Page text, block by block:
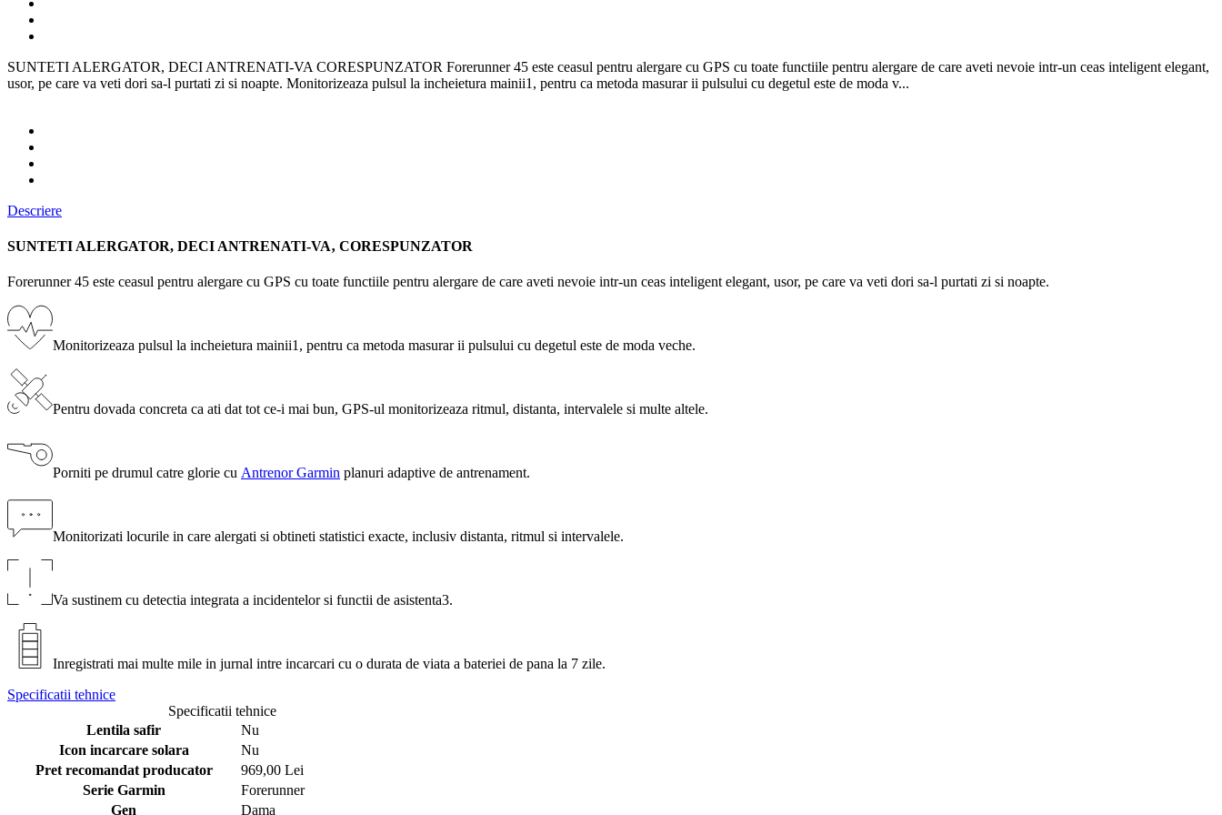
SUNTETI ALERGATOR, DECI ANTRENATI-VA CORESPUNZATOR Forerunner 45 este ceasul pentru alergare cu GPS cu toate functiile pentru alergare de care aveti nevoie intr-un ceas inteligent elegant,
usor, pe care va veti dori sa-l purtati zi si noapte. Monitorizeaza pulsul la incheietura mainii1, pentru ca metoda masurar ii pulsului cu degetul este de moda v...
Descriere
SUNTETI ALERGATOR, DECI ANTRENATI-VA‚ CORESPUNZATOR
Forerunner 45 este ceasul pentru alergare cu GPS cu toate functiile pentru alergare de care aveti nevoie intr-un ceas inteligent elegant, usor, pe care va veti dori sa-l purtati zi si noapte.
Monitorizeaza pulsul la incheietura mainii1, pentru ca metoda masurar ii pulsului cu degetul este de moda veche.
Pentru dovada concreta ca ati dat tot ce-i mai bun, GPS-ul monitorizeaza ritmul, distanta, intervalele si multe altele.
Porniti pe drumul catre glorie cu Antrenor Garmin planuri adaptive de antrenament.
Monitorizati locurile in care alergati si obtineti statistici exacte, inclusiv distanta, ritmul si intervalele.
Va sustinem cu detectia integrata a incidentelor si functii de asistenta3.
Inregistrati mai multe mile in jurnal intre incarcari cu o durata de viata a bateriei de pana la 7 zile.
Specificatii tehnice
Specificatii tehnice
Lentila safir
Nu
Icon incarcare solara
Nu
Pret recomandat producator
969,00 Lei
Serie Garmin
Forerunner
Gen
Dama